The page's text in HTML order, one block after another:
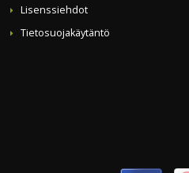
Lisenssiehdot
Tietosuojakäytäntö